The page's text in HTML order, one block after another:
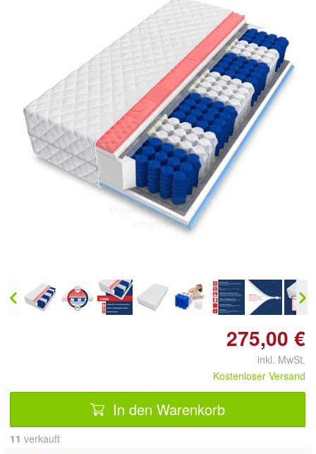
Doppelt antippen zum
vergrößern
275,00 €
inkl. MwSt.
Kostenloser Versand
In den Warenkorb
11 verkauft